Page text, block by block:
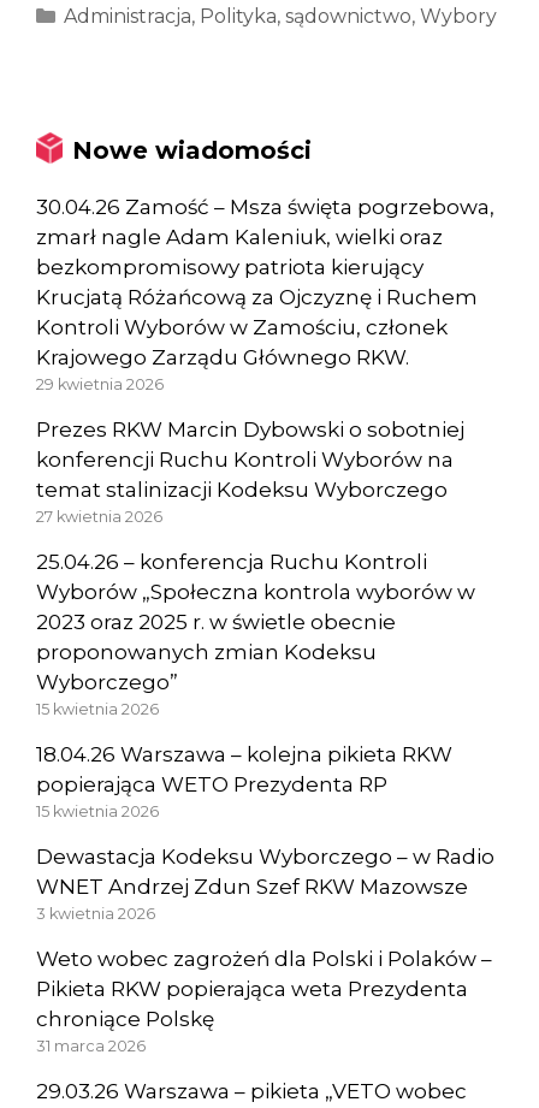
Kategorie
Administracja, Polityka, sądownictwo, Wybory
Nowe wiadomości
30.04.26 Zamość – Msza święta pogrzebowa,
zmarł nagle Adam Kaleniuk, wielki oraz
bezkompromisowy patriota kierujący
Krucjatą Różańcową za Ojczyznę i Ruchem
Kontroli Wyborów w Zamościu, członek
Krajowego Zarządu Głównego RKW.
29 kwietnia 2026
Prezes RKW Marcin Dybowski o sobotniej
konferencji Ruchu Kontroli Wyborów na
temat stalinizacji Kodeksu Wyborczego
27 kwietnia 2026
25.04.26 – konferencja Ruchu Kontroli
Wyborów „Społeczna kontrola wyborów w
2023 oraz 2025 r. w świetle obecnie
proponowanych zmian Kodeksu
Wyborczego”
15 kwietnia 2026
18.04.26 Warszawa – kolejna pikieta RKW
popierająca WETO Prezydenta RP
15 kwietnia 2026
Dewastacja Kodeksu Wyborczego – w Radio
WNET Andrzej Zdun Szef RKW Mazowsze
3 kwietnia 2026
Weto wobec zagrożeń dla Polski i Polaków –
Pikieta RKW popierająca weta Prezydenta
chroniące Polskę
31 marca 2026
29.03.26 Warszawa – pikieta „VETO wobec